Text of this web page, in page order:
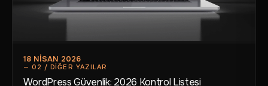
18 NISAN 2026
WordPress Güvenlik: 2026 Kontrol Listesi